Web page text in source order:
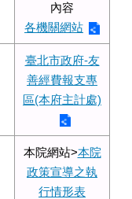
內容
各機關網站
臺北市政府-友
善經費報支專
區(本府主計處)
本院網站>本院
政策宣導之執
行情形表